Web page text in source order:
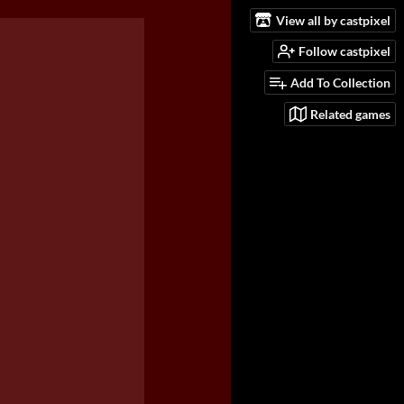
View all by castpixel
Follow castpixel
Add To Collection
Related games